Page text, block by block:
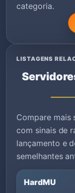
categoria.
LISTAGENS
Compare mais
com sinais de
lançamento e
semelhantes
HardMU